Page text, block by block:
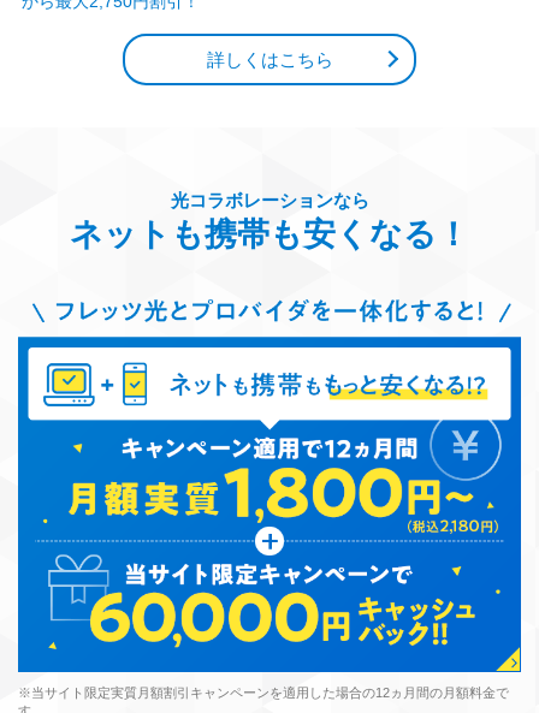
詳しくはこちら
光コラボレーションなら
ネットも携帯も安くなる！
※当サイト限定実質月額割引キャンペーンを適用した場合の12ヵ月間の月額料金で